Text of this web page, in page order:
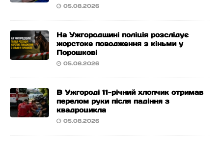
05.08.2026
На Ужгородщині поліція розслідує
жорстоке поводження з кіньми у
Порошкові
05.08.2026
В Ужгороді 11-річний хлопчик отримав
перелом руки після падіння з
квадроцикла
05.08.2026